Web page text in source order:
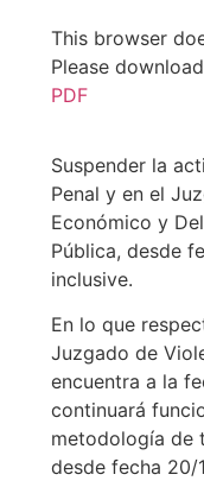
This browser
Please
PDF
Suspender la
Penal y en el
Económico y
Pública, desde
inclusive.
En lo que
Juzgado de
encuentra a la
continuará
metodología de
desde fecha 20/